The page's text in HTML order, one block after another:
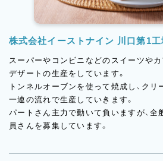
株式会社イーストナイン 川口第1工
スーパーやコンビニなどのスイーツや
デザートの生産をしています。
トンネルオーブンを使って焼成し、ク
一連の流れで生産していきます。
パートさん主力で動いて負いますが、全
員さんを募集しています。